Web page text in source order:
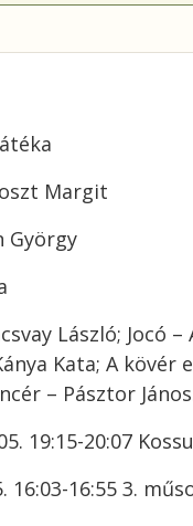
Margit
György
László; Jocó
Kata; A kövér
– Pásztor
19:15-20:07
16:03-16:55 3.